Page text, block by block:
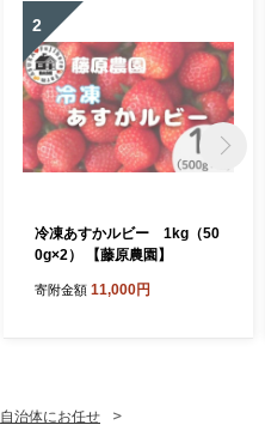
2
冷凍あすかルビー 1kg（50
0g×2） 【藤原農園】
寄附金額 11,000円
自治体にお任せ